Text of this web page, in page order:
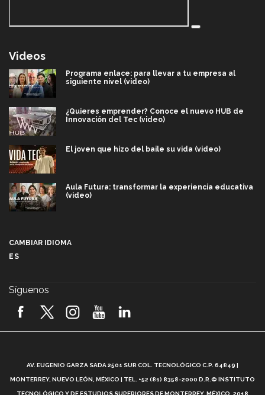
Videos
Programa enlace: para llevar a tu empresa al
siguiente nivel (video)
¿Quieres emprender? Conoce el nuevo HUB de
Innovación del Tec (video)
El joven que hizo del baile su vida (video)
Aula Futura: transformar la experiencia educativa
(video)
2026! (video)
¿Cómo es el Modelo Educativo Tec? (video)
CAMBIAR IDIOMA
ES
Síguenos
AV. EUGENIO GARZA SADA 2501 SUR COL. TECNOLÓGICO C.P. 64849 |
MONTERREY, NUEVO LEÓN, MÉXICO | TEL. +52 (81) 8358-2000 D.R.© INSTITUTO
TECNOLÓGICO Y DE ESTUDIOS SUPERIORES DE MONTERREY, MÉXICO. 2018